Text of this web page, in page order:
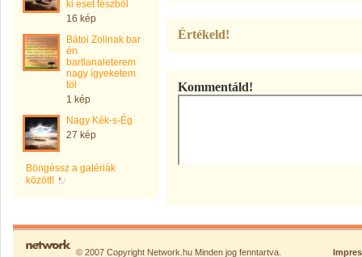
ki eset fészből
16 kép
Bátoi Zolinak bar
én
bartlanaleterem
nagy ígyeketem
töl
1 kép
Nagy Kék-s-Ég
27 kép
Böngéssz a galériák
között!
Értékeld!
Kommentáld!
© 2007 Copyright Network.hu Minden jog fenntartva.